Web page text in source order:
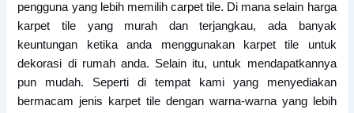
pengguna yang lebih memilih carpet tile. Di mana selain harga
karpet tile yang murah dan terjangkau, ada banyak
keuntungan ketika anda menggunakan karpet tile untuk
dekorasi di rumah anda. Selain itu, untuk mendapatkannya
pun mudah. Seperti di tempat kami yang menyediakan
bermacam jenis karpet tile dengan warna-warna yang lebih